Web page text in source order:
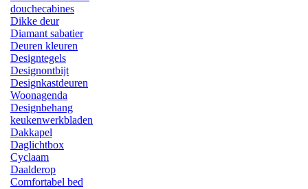
douchecabines
Dikke deur
Diamant sabatier
Deuren kleuren
Designtegels
Designontbijt
Designkastdeuren
Woonagenda
Designbehang
keukenwerkbladen
Dakkapel
Daglichtbox
Cyclaam
Daalderop
Comfortabel bed